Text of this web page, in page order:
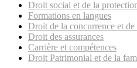
Droit social et de la
Formations en langues
Droit de la concurrence et
Droit des assurances
Carrière et compétences
Droit Patrimonial et de la